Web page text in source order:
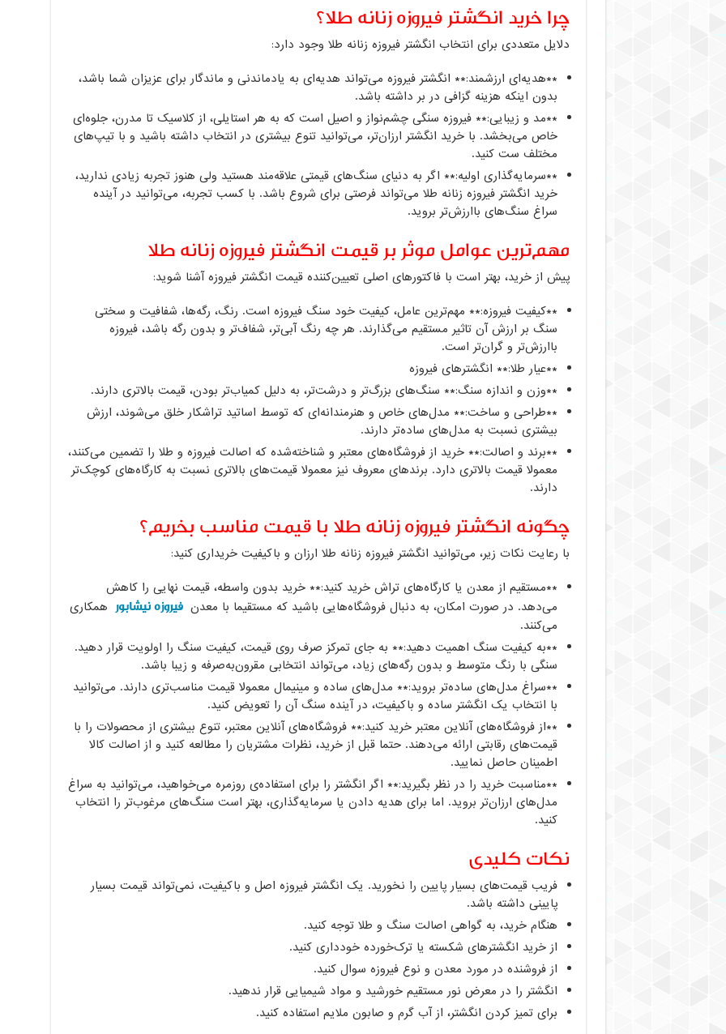
چرا خرید انگشتر فیروزه زنانه طلا؟
دلایل متعددی برای انتخاب انگشتر فیروزه زنانه طلا وجود دارد:
**هدیه‌ای ارزشمند:** انگشتر فیروزه می‌تواند هدیه‌ای به یادماندنی و ماندگار برای عزیزان شما باشد،
بدون اینکه هزینه گزافی در بر داشته باشد.
**مد و زیبایی:** فیروزه سنگی چشم‌نواز و اصیل است که به هر استایلی، از کلاسیک تا مدرن، جلوه‌ای
خاص می‌بخشد. با خرید انگشتر ارزان‌تر، می‌توانید تنوع بیشتری در انتخاب داشته باشید و با تیپ‌های
مختلف ست کنید.
**سرمایه‌گذاری اولیه:** اگر به دنیای سنگ‌های قیمتی علاقه‌مند هستید ولی هنوز تجربه زیادی ندارید،
خرید انگشتر فیروزه زنانه طلا می‌تواند فرصتی برای شروع باشد. با کسب تجربه، می‌توانید در آینده
سراغ سنگ‌های باارزش‌تر بروید.
مهم‌ترین عوامل موثر بر قیمت انگشتر فیروزه زنانه طلا
پیش از خرید، بهتر است با فاکتورهای اصلی تعیین‌کننده قیمت انگشتر فیروزه آشنا شوید:
**کیفیت فیروزه:** مهم‌ترین عامل، کیفیت خود سنگ فیروزه است. رنگ، رگه‌ها، شفافیت و سختی
سنگ بر ارزش آن تاثیر مستقیم می‌گذارند. هر چه رنگ آبی‌تر، شفاف‌تر و بدون رگه باشد، فیروزه
باارزش‌تر و گران‌تر است.
**عیار طلا:** انگشترهای فیروزه
**وزن و اندازه سنگ:** سنگ‌های بزرگ‌تر و درشت‌تر، به دلیل کمیاب‌تر بودن، قیمت بالاتری دارند.
**طراحی و ساخت:** مدل‌های خاص و هنرمندانه‌ای که توسط اساتید تراشکار خلق می‌شوند، ارزش
بیشتری نسبت به مدل‌های ساده‌تر دارند.
**برند و اصالت:** خرید از فروشگاه‌های معتبر و شناخته‌شده که اصالت فیروزه و طلا را تضمین می‌کنند،
معمولا قیمت بالاتری دارد. برندهای معروف نیز معمولا قیمت‌های بالاتری نسبت به کارگاه‌های کوچک‌تر
دارند.
چگونه انگشتر فیروزه زنانه طلا با قیمت مناسب بخریم؟
با رعایت نکات زیر، می‌توانید انگشتر فیروزه زنانه طلا ارزان و باکیفیت خریداری کنید:
**مستقیم از معدن یا کارگاه‌های تراش خرید کنید:** خرید بدون واسطه، قیمت نهایی را کاهش
می‌دهد. در صورت امکان، به دنبال فروشگاه‌هایی باشید که مستقیما با معدن فیروزه نیشابور همکاری
می‌کنند.
**به کیفیت سنگ اهمیت دهید:** به جای تمرکز صرف روی قیمت، کیفیت سنگ را اولویت قرار دهید.
سنگی با رنگ متوسط و بدون رگه‌های زیاد، می‌تواند انتخابی مقرون‌به‌صرفه و زیبا باشد.
**سراغ مدل‌های ساده‌تر بروید:** مدل‌های ساده و مینیمال معمولا قیمت مناسب‌تری دارند. می‌توانید
با انتخاب یک انگشتر ساده و باکیفیت، در آینده سنگ آن را تعویض کنید.
**از فروشگاه‌های آنلاین معتبر خرید کنید:** فروشگاه‌های آنلاین معتبر، تنوع بیشتری از محصولات را با
قیمت‌های رقابتی ارائه می‌دهند. حتما قبل از خرید، نظرات مشتریان را مطالعه کنید و از اصالت کالا
اطمینان حاصل نمایید.
**مناسبت خرید را در نظر بگیرید:** اگر انگشتر را برای استفاده‌ی روزمره می‌خواهید، می‌توانید به سراغ
مدل‌های ارزان‌تر بروید. اما برای هدیه دادن یا سرمایه‌گذاری، بهتر است سنگ‌های مرغوب‌تر را انتخاب
کنید.
نکات کلیدی
فریب قیمت‌های بسیار پایین را نخورید. یک انگشتر فیروزه اصل و باکیفیت، نمی‌تواند قیمت بسیار
پایینی داشته باشد.
هنگام خرید، به گواهی اصالت سنگ و طلا توجه کنید.
از خرید انگشترهای شکسته یا ترک‌خورده خودداری کنید.
از فروشنده در مورد معدن و نوع فیروزه سوال کنید.
انگشتر را در معرض نور مستقیم خورشید و مواد شیمیایی قرار ندهید.
برای تمیز کردن انگشتر، از آب گرم و صابون ملایم استفاده کنید.